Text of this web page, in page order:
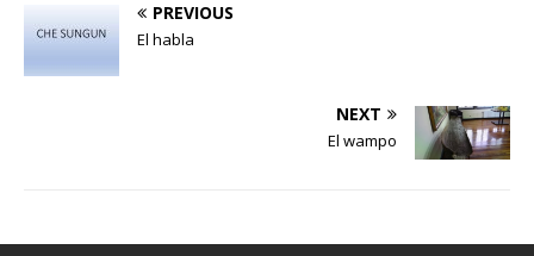
PREVIOUS
El habla
NEXT
El wampo